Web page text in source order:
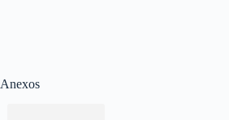
Anexos